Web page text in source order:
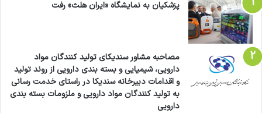
پزشکیان به نمایشگاه «ایران هلث» رفت
مصاحبه مشاور سندیکای تولید کنندگان مواد
دارویی، شیمیایی و بسته بندی دارویی از روند تولید
و اقدامات دبیرخانه سندیکا در راستای خدمت رسانی
به تولید کنندگان مواد دارویی و ملزومات بسته بندی
دارویی